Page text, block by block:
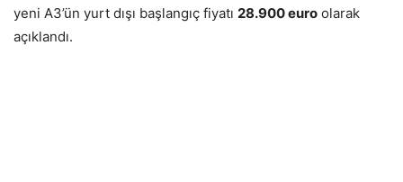
yeni A3’ün yurt dışı başlangıç fiyatı 28.900 euro olarak
açıklandı.